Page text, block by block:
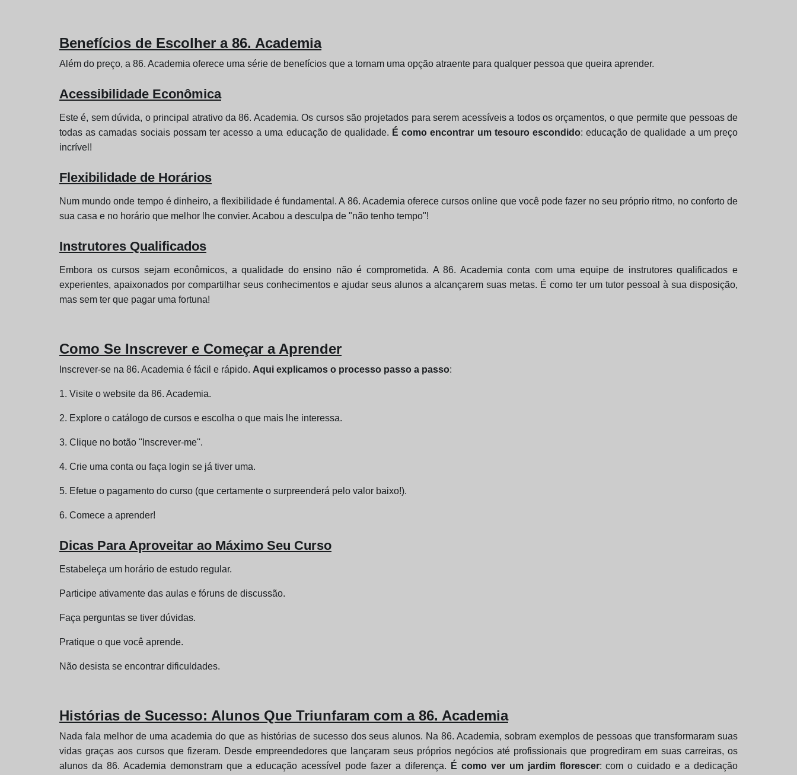
Benefícios de Escolher a 86. Academia
Além do preço, a 86. Academia oferece uma série de benefícios que a tornam uma opção atraente para qualquer pessoa que queira aprender.
Acessibilidade Econômica
Este é, sem dúvida, o principal atrativo da 86. Academia. Os cursos são projetados para serem acessíveis a todos os orçamentos, o que permite que pessoas de
todas as camadas sociais possam ter acesso a uma educação de qualidade. É como encontrar um tesouro escondido: educação de qualidade a um preço
incrível!
Flexibilidade de Horários
Num mundo onde tempo é dinheiro, a flexibilidade é fundamental. A 86. Academia oferece cursos online que você pode fazer no seu próprio ritmo, no conforto de
sua casa e no horário que melhor lhe convier. Acabou a desculpa de "não tenho tempo"!
Instrutores Qualificados
Embora os cursos sejam econômicos, a qualidade do ensino não é comprometida. A 86. Academia conta com uma equipe de instrutores qualificados e
experientes, apaixonados por compartilhar seus conhecimentos e ajudar seus alunos a alcançarem suas metas. É como ter um tutor pessoal à sua disposição,
mas sem ter que pagar uma fortuna!
Como Se Inscrever e Começar a Aprender
Inscrever-se na 86. Academia é fácil e rápido. Aqui explicamos o processo passo a passo:
1. Visite o website da 86. Academia.
2. Explore o catálogo de cursos e escolha o que mais lhe interessa.
3. Clique no botão ''Inscrever-me''.
4. Crie uma conta ou faça login se já tiver uma.
5. Efetue o pagamento do curso (que certamente o surpreenderá pelo valor baixo!).
6. Comece a aprender!
Dicas Para Aproveitar ao Máximo Seu Curso
Estabeleça um horário de estudo regular.
Participe ativamente das aulas e fóruns de discussão.
Faça perguntas se tiver dúvidas.
Pratique o que você aprende.
Não desista se encontrar dificuldades.
Histórias de Sucesso: Alunos Que Triunfaram com a 86. Academia
Nada fala melhor de uma academia do que as histórias de sucesso dos seus alunos. Na 86. Academia, sobram exemplos de pessoas que transformaram suas
vidas graças aos cursos que fizeram. Desde empreendedores que lançaram seus próprios negócios até profissionais que progrediram em suas carreiras, os
alunos da 86. Academia demonstram que a educação acessível pode fazer a diferença.
É como ver um jardim florescer: com o cuidado e a dedicação